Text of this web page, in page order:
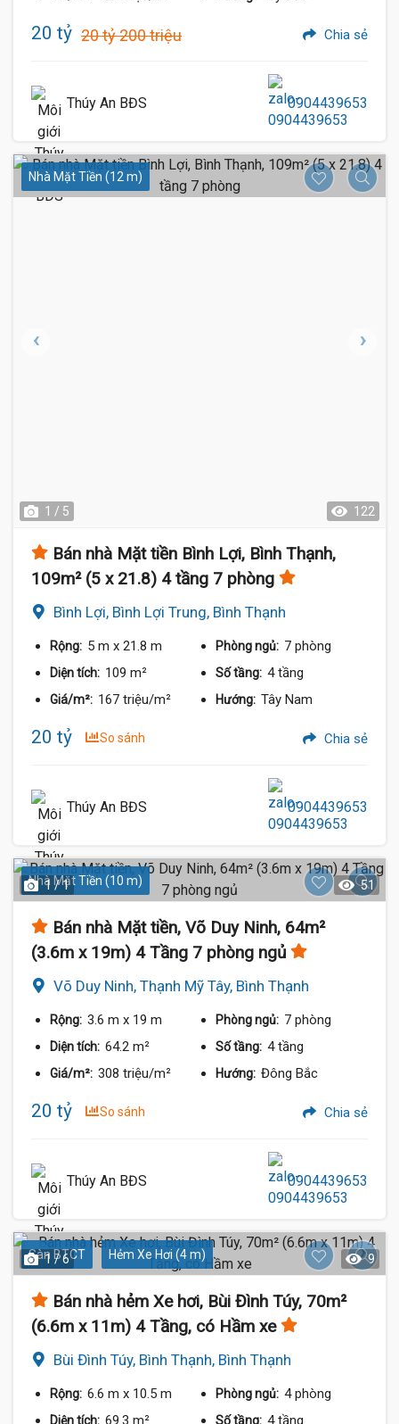
20 tỷ 20 tỷ 200 triệu Chia sẻ
Thúy An BĐS 0904439653
Nhà Mặt Tiền (12 m)
1 / 5 122
Bán nhà Mặt tiền Bình Lợi, Bình Thạnh,
109m² (5 x 21.8) 4 tầng 7 phòng
Bình Lợi, Bình Lợi Trung, Bình Thạnh
Rộng: 5 m x 21.8 m Phòng ngủ: 7 phòng
Diện tích: 109 m² Số tầng: 4 tầng
Giá/m²: 167 triệu/m² Hướng: Tây Nam
20 tỷ So sánh Chia sẻ
Thúy An BĐS 0904439653
Nhà Mặt Tiền (10 m)
1 / 1 51
Bán nhà Mặt tiền, Võ Duy Ninh, 64m²
(3.6m x 19m) 4 Tầng 7 phòng ngủ
Võ Duy Ninh, Thạnh Mỹ Tây, Bình Thạnh
Rộng: 3.6 m x 19 m Phòng ngủ: 7 phòng
Diện tích: 64.2 m² Số tầng: 4 tầng
Giá/m²: 308 triệu/m² Hướng: Đông Bắc
20 tỷ So sánh Chia sẻ
Thúy An BĐS 0904439653
Sàn BTCT Hẻm Xe Hơi (4 m)
1 / 6 9
Bán nhà hẻm Xe hơi, Bùi Đình Túy, 70m²
(6.6m x 11m) 4 Tầng, có Hầm xe
Bùi Đình Túy, Bình Thạnh, Bình Thạnh
Rộng: 6.6 m x 10.5 m Phòng ngủ: 4 phòng
Diện tích: 69.3 m² Số tầng: 4 tầng